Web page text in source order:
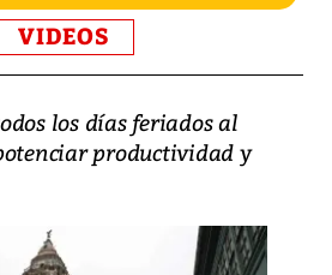
VIDEOS
los días feriados al
productividad y